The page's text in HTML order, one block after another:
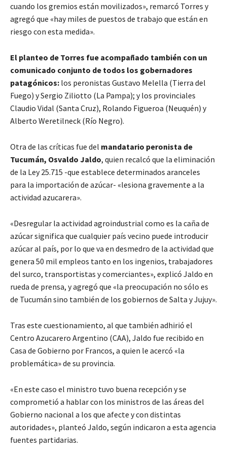
cuando los gremios están movilizados», remarcó Torres y
agregó que «hay miles de puestos de trabajo que están en
riesgo con esta medida».
El planteo de Torres fue acompañado también con un
comunicado conjunto de todos los gobernadores
patagónicos: los peronistas Gustavo Melella (Tierra del
Fuego) y Sergio Ziliotto (La Pampa); y los provinciales
Claudio Vidal (Santa Cruz), Rolando Figueroa (Neuquén) y
Alberto Weretilneck (Río Negro).
Otra de las críticas fue del mandatario peronista de
Tucumán, Osvaldo Jaldo, quien recalcó que la eliminación
de la Ley 25.715 -que establece determinados aranceles
para la importación de azúcar- «lesiona gravemente a la
actividad azucarera».
«Desregular la actividad agroindustrial como es la caña de
azúcar significa que cualquier país vecino puede introducir
azúcar al país, por lo que va en desmedro de la actividad que
genera 50 mil empleos tanto en los ingenios, trabajadores
del surco, transportistas y comerciantes», explicó Jaldo en
rueda de prensa, y agregó que «la preocupación no sólo es
de Tucumán sino también de los gobiernos de Salta y Jujuy».
Tras este cuestionamiento, al que también adhirió el
Centro Azucarero Argentino (CAA), Jaldo fue recibido en
Casa de Gobierno por Francos, a quien le acercó «la
problemática» de su provincia.
«En este caso el ministro tuvo buena recepción y se
comprometió a hablar con los ministros de las áreas del
Gobierno nacional a los que afecte y con distintas
autoridades», planteó Jaldo, según indicaron a esta agencia
fuentes partidarias.